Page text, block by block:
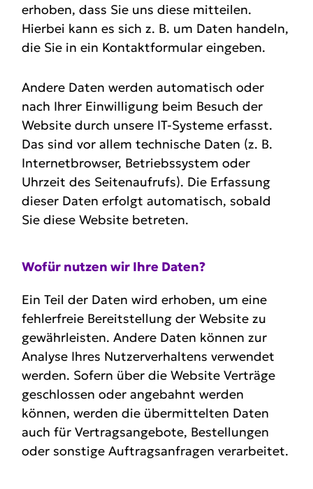
erhoben, dass Sie uns diese mitteilen.
Hierbei kann es sich z. B. um Daten handeln,
die Sie in ein Kontaktformular eingeben.
Andere Daten werden automatisch oder
nach Ihrer Einwilligung beim Besuch der
Website durch unsere IT-Systeme erfasst.
Das sind vor allem technische Daten (z. B.
Internetbrowser, Betriebssystem oder
Uhrzeit des Seitenaufrufs). Die Erfassung
dieser Daten erfolgt automatisch, sobald
Sie diese Website betreten.
Wofür nutzen wir Ihre Daten?
Ein Teil der Daten wird erhoben, um eine
fehlerfreie Bereitstellung der Website zu
gewährleisten. Andere Daten können zur
Analyse Ihres Nutzerverhaltens verwendet
werden. Sofern über die Website Verträge
geschlossen oder angebahnt werden
können, werden die übermittelten Daten
auch für Vertragsangebote, Bestellungen
oder sonstige Auftragsanfragen verarbeitet.